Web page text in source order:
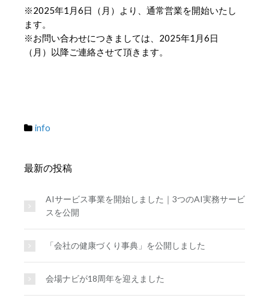
※2025年1月6日（月）より、通常営業を開始いたし
ます。
※お問い合わせにつきましては、2025年1月6日
（月）以降ご連絡させて頂きます。
info
最新の投稿
AIサービス事業を開始しました｜3つのAI実務サービ
スを公開
「会社の健康づくり事典」を公開しました
会場ナビが18周年を迎えました